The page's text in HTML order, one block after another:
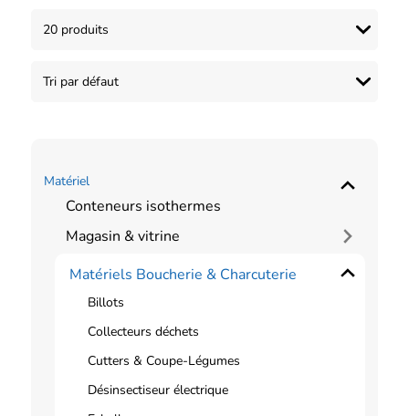
Matériel
Conteneurs isothermes
Magasin & vitrine
Matériels Boucherie & Charcuterie
Billots
Collecteurs déchets
Cutters & Coupe-Légumes
Désinsectiseur électrique